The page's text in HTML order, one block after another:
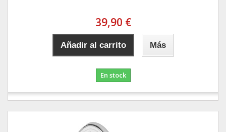
39,90 €
Añadir al carrito Más
En stock